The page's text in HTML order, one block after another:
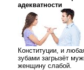
адекватности
Конституции, и
зубами загрызёт
женщину слабой.